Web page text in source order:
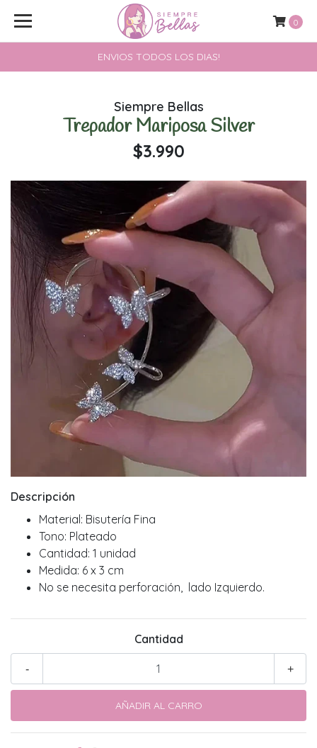
ENVIOS TODOS LOS DIAS!
0
Siempre Bellas
Trepador Mariposa Silver
$3.990
Descripción
Material: Bisutería Fina
Tono: Plateado
Cantidad: 1 unidad
Medida: 6 x 3 cm
No se necesita perforación, lado Izquierdo.
Cantidad
+
-